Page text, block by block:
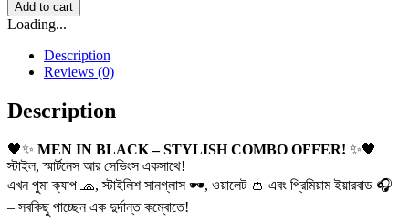
Add to cart
Loading...
Description
Reviews (0)
Description
🖤✨ MEN IN BLACK – STYLISH COMBO OFFER! ✨🖤
স্টাইল, স্মার্টনেস আর সেভিংস একসাথে!
এখন পুমা ক্যাপ 🧢, স্টাইলিশ সানগ্লাস 🕶️, ওয়ালেট 👛 এবং প্রিমিয়াম ইয়ারবাড 🎧
– সবকিছু পাচ্ছেন এক দুর্দান্ত কম্বোতে!